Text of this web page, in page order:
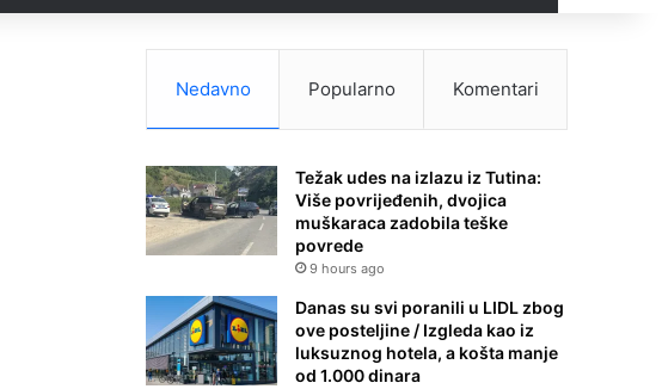
Nedavno Popularno Komentari
Težak udes na izlazu iz Tutina:
Više povrijeđenih, dvojica
muškaraca zadobila teške
povrede
9 hours ago
Danas su svi poranili u LIDL zbog
ove posteljine / Izgleda kao iz
luksuznog hotela, a košta manje
od 1.000 dinara